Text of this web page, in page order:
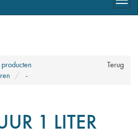
Terug
-
1 LITER